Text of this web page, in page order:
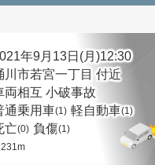
年9月13日(月)12:30
川市若宮一丁目 付近
両相互 小破事故
通乗用車(1) 軽自動車(1)
亡(0) 負傷(1)
231m